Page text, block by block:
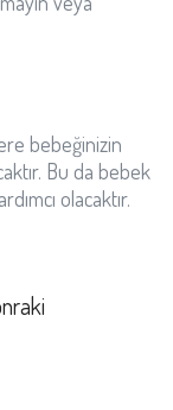
bebeğinizin
Bu da bebek
olacaktır.